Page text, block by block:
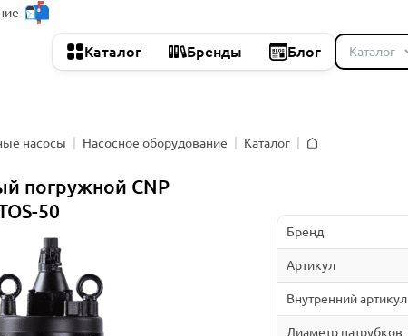
Каталог Бренды Блог
насосы Насосное оборудование
Каталог
погружной CNP
50
Бренд
Артикул
Внутренний артикул
Диаметр патрубков